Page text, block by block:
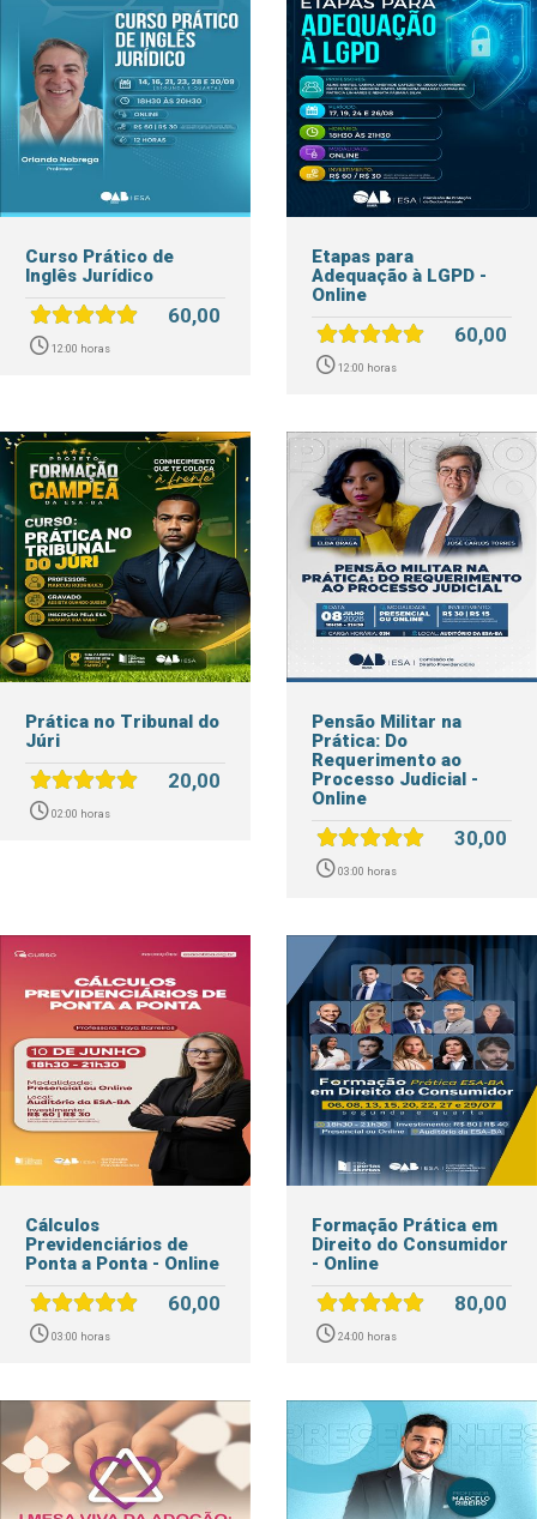
Curso Prático de
Inglês Jurídico
12:00 horas
60,00
Etapas para
Adequação à LGPD -
Online
12:00 horas
60,00
Prática no Tribunal do
Júri
02:00 horas
20,00
Pensão Militar na
Prática: Do
Requerimento ao
Processo Judicial -
Online
03:00 horas
30,00
Cálculos
Previdenciários de
Ponta a Ponta - Online
03:00 horas
60,00
Formação Prática em
Direito do Consumidor
- Online
24:00 horas
80,00